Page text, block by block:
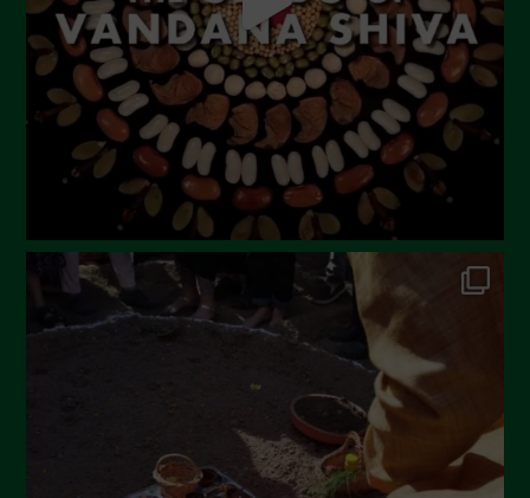
Maggio 2023
Aprile 2023
Marzo 2023
Febbraio 2023
Dicembre 2022
Novembre 2022
Ottobre 2022
Settembre 2022